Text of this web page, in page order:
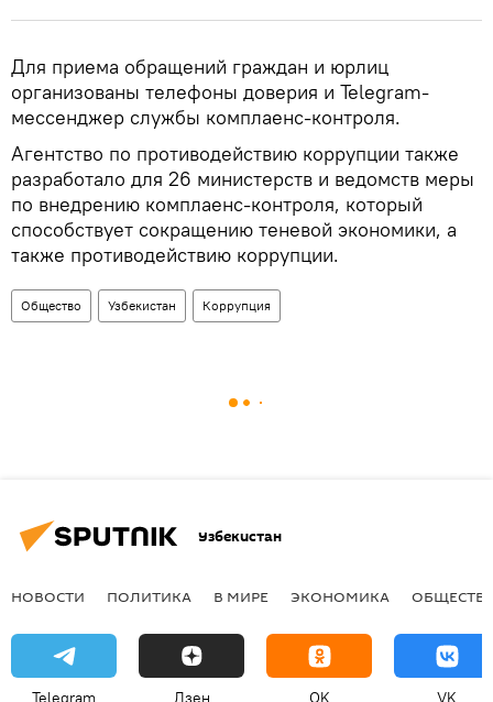
Для приема обращений граждан и юрлиц
организованы телефоны доверия и Telegram-
мессенджер службы комплаенс-контроля.
Агентство по противодействию коррупции также
разработало для 26 министерств и ведомств меры
по внедрению комплаенс-контроля, который
способствует сокращению теневой экономики, а
также противодействию коррупции.
Общество Узбекистан Коррупция
Узбекистан
НОВОСТИ ПОЛИТИКА В МИРЕ ЭКОНОМИКА
Telegram Дзен OK VK